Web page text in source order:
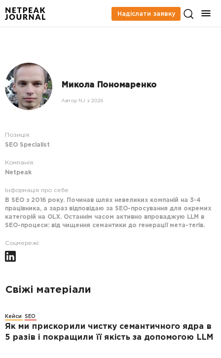
Надіслати заявку
Микола Пономаренко
Автор NJ з 2026
Позиція:
SEO Specialist
Компанія:
Netpeak
Інформація про себе
В SEO з 2016 року. Починав шлях невеликих компаній на 3-4
працівника, а зараз відповідаю за SEO-просування для окремих
категорій на OLX. Останнім часом активно впроваджую LLM в
SEO-процеси: від чищення семантики до генерації мета-тегів.
Соцмережі:
Свіжі матеріали
Кейси SEO
Як ми прискорили чистку семантичного ядра в
5 разів і покращили її якість за допомогою LLM